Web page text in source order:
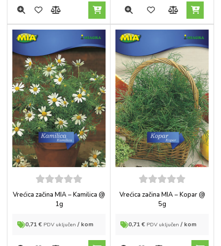
5out of
Vrećica začina MIA – Kamilica @
1g
0,71€ PDV uključen / kom
5out of
Vrećica začina MIA – Kopar @
5g
0,71€ PDV uključen / kom